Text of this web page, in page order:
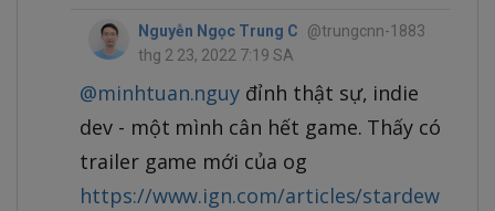
Nguyễn Ngọc Trung C
@trungcnn-1883
thg 2 23, 2022 7:19 SA
@minhtuan.nguy đỉnh thật sự, indie
dev - một mình cân hết game. Thấy có
trailer game mới của og
https://www.ign.com/articles/stardew